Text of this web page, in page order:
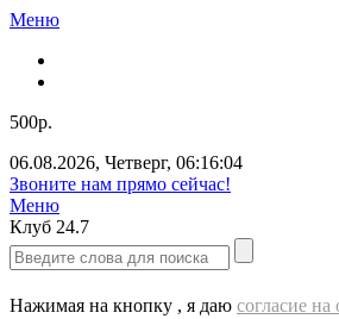
Меню
500р.
06.08.2026, Четверг, 06:16:05
Звоните нам прямо сейчас!
Меню
Клуб 24.7
Нажимая на кнопку , я даю согласие